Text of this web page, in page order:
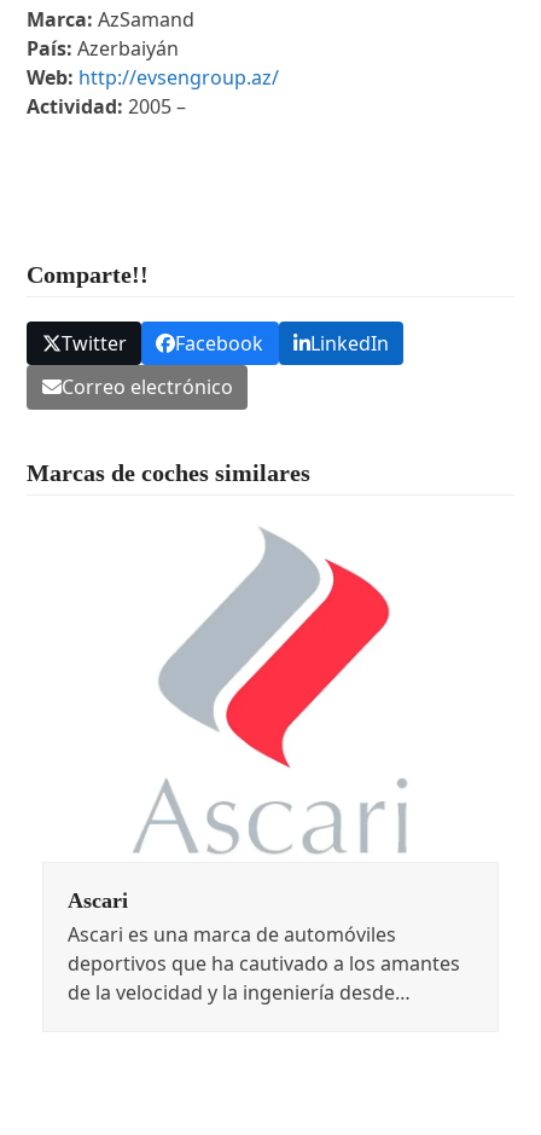
Marca:AzSamand
País:Azerbaiyán
Web: http://evsengroup.az/
Actividad: 2005 –
Comparte!!
Twitter Facebook
LinkedIn
Correo electrónico
Marcas de coches similares
Ascari
Ascari es una marca de automóviles
deportivos que ha cautivado a los amantes
de la velocidad y la ingeniería desde…